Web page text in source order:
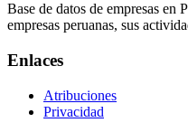
Base de datos de empresas en
empresas peruanas, sus
Enlaces
Atribuciones
Privacidad